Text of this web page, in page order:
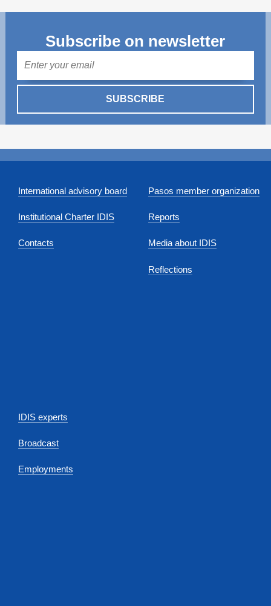
Subscribe on newsletter
SUBSCRIBE
International advisory board
Institutional Charter IDIS
Contacts
Pasos member organization
Reports
Media about IDIS
Reflections
IDIS experts
Broadcast
Employments